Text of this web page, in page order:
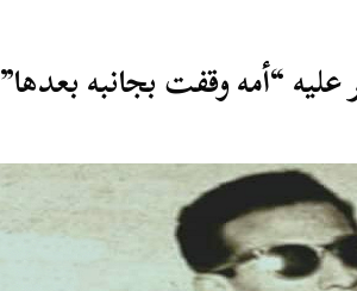
“أمه وقفت بجانبه بعدها”